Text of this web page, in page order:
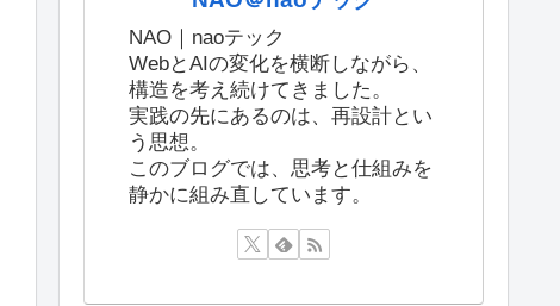
NAO｜naoテック
WebとAIの変化を横断しながら、
構造を考え続けてきました。
実践の先にあるのは、再設計とい
う思想。
このブログでは、思考と仕組みを
静かに組み直しています。